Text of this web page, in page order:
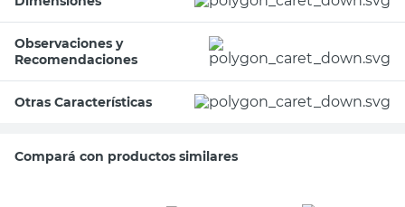
Observaciones y
Recomendaciones
Otras Características
Compará con productos similares